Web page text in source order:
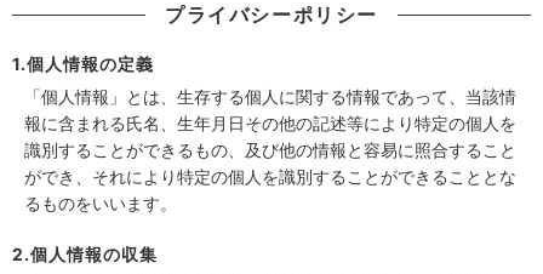
プライバシーポリシー
1.個人情報の定義
「個人情報」とは、生存する個人に関する情報であって、当該情
報に含まれる氏名、生年月日その他の記述等により特定の個人を
識別することができるもの、及び他の情報と容易に照合すること
ができ、それにより特定の個人を識別することができることとな
るものをいいます。
2.個人情報の収集